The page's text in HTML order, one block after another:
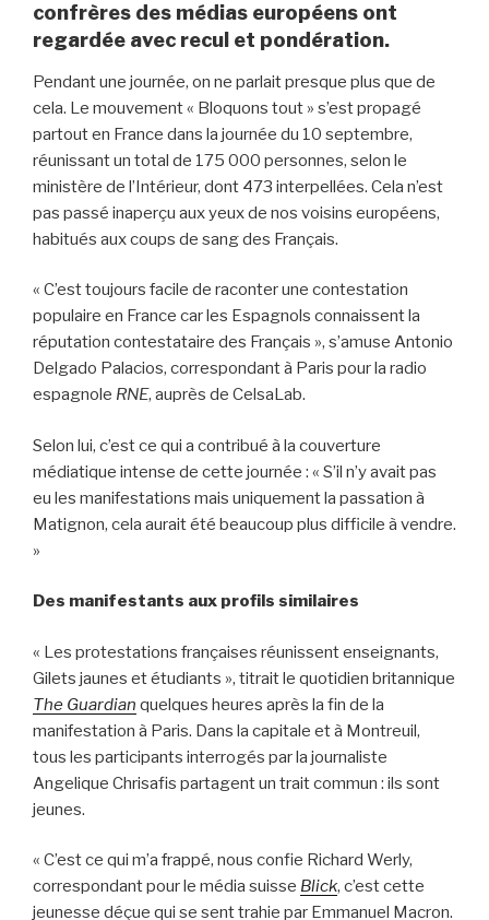
confrères des médias européens ont
regardée avec recul et pondération.
Pendant une journée, on ne parlait presque plus que de
cela. Le mouvement « Bloquons tout » s’est propagé
partout en France dans la journée du 10 septembre,
réunissant un total de 175 000 personnes, selon le
ministère de l’Intérieur, dont 473 interpellées. Cela n’est
pas passé inaperçu aux yeux de nos voisins européens,
habitués aux coups de sang des Français.
« C’est toujours facile de raconter une contestation
populaire en France car les Espagnols connaissent la
réputation contestataire des Français », s’amuse Antonio
Delgado Palacios, correspondant à Paris pour la radio
espagnole RNE, auprès de CelsaLab.
Selon lui, c’est ce qui a contribué à la couverture
médiatique intense de cette journée : « S’il n’y avait pas
eu les manifestations mais uniquement la passation à
Matignon, cela aurait été beaucoup plus difficile à vendre.
»
Des manifestants aux profils similaires
« Les protestations françaises réunissent enseignants,
Gilets jaunes et étudiants », titrait le quotidien britannique
The Guardian quelques heures après la fin de la
manifestation à Paris. Dans la capitale et à Montreuil,
tous les participants interrogés par la journaliste
Angelique Chrisafis partagent un trait commun : ils sont
jeunes.
« C’est ce qui m’a frappé, nous confie Richard Werly,
correspondant pour le média suisse Blick, c’est cette
jeunesse déçue qui se sent trahie par Emmanuel Macron.